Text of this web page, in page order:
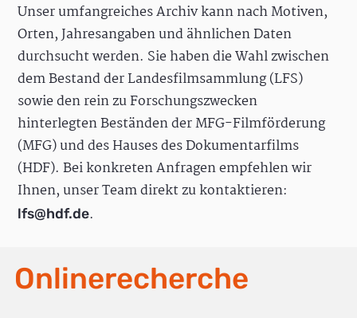
Unser umfangreiches Archiv kann nach Motiven,
Orten, Jahresangaben und ähnlichen Daten
durchsucht werden. Sie haben die Wahl zwischen
dem Bestand der Landesfilmsammlung (LFS)
sowie den rein zu Forschungszwecken
hinterlegten Beständen der MFG-Filmförderung
(MFG) und des Hauses des Dokumentarfilms
(HDF). Bei konkreten Anfragen empfehlen wir
Ihnen, unser Team direkt zu kontaktieren:
lfs@hdf.de.
Onlinerecherche